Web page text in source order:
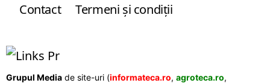
Contact Termeni şi condiţii
Grupul Media de site-uri (informateca.ro, agroteca.ro,